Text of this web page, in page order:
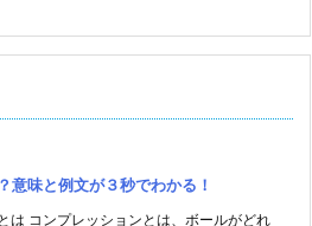
意味と例文が３秒でわかる！
は コンプレッションとは、ボールがどれ